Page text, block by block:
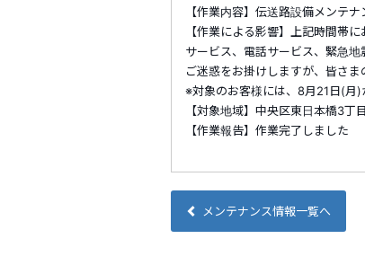
【作業内容】伝送路設備メンテナ
【作業による影響】上記時間帯
サービス、電話サービス、緊急地
ご迷惑をお掛けしますが、皆さま
※対象のお客様には、8月21日(月)
【対象地域】中央区東日本橋3
【作業報告】作業完了しました
メンテナンス情報一覧へ